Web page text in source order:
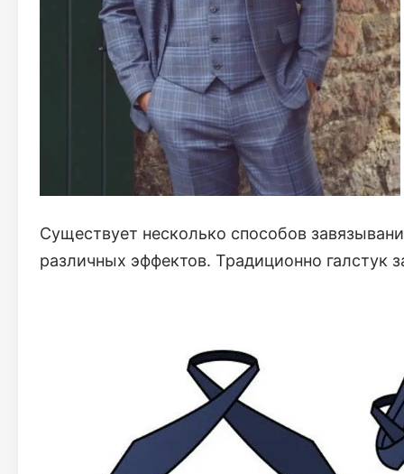
Существует несколько способов
различных эффектов. Традиционно